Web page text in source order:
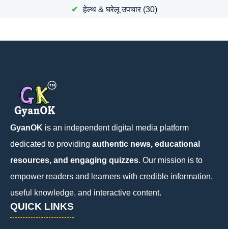
हेल्थ & घरेलू उपचार(30)
GyanOK is an independent digital media platform
dedicated to providing authentic news, educational
resources, and engaging quizzes. Our mission is to
empower readers and learners with credible information,
useful knowledge, and interactive content.
QUICK LINKS